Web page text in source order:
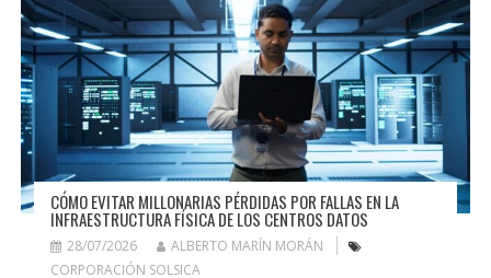
CÓMO EVITAR MILLONARIAS PÉRDIDAS POR FALLAS EN LA
INFRAESTRUCTURA FÍSICA DE LOS CENTROS DATOS
28/07/2026
ALBERTO MARÍN MORÁN
CORPORACIÓN SOLSICA